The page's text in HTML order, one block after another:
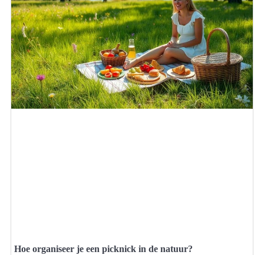
Hoe organiseer je een picknick in de natuur?